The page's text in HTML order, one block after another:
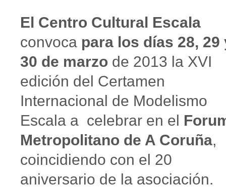
El Centro Cultural Escala
convoca para los días 28, 29
30 de marzo de 2013 la XVI
edición del Certamen
Internacional de Modelismo
Escala a celebrar en el
Metropolitano de A Coruña,
coincidiendo con el 20
aniversario de la asociación.